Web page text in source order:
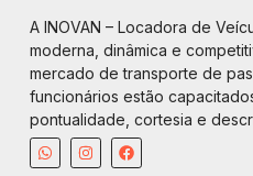
A INOVAN – Locadora de
moderna, dinâmica e
mercado de transporte de
funcionários estão
pontualidade, cortesia e